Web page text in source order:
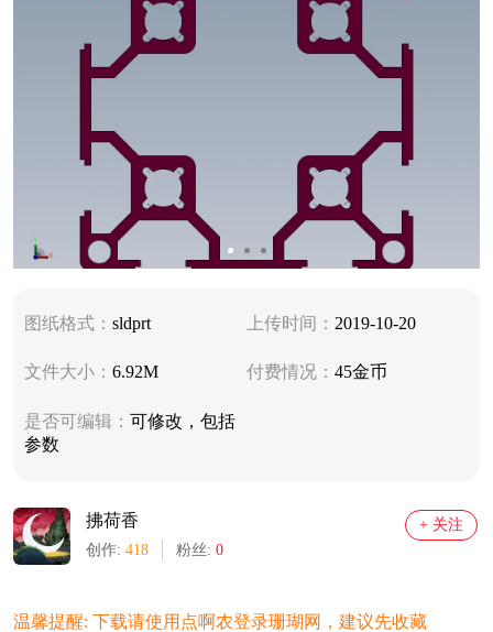
图纸格式： sldprt 上传时间： 2019-10-20
文件大小： 6.92M 付费情况： 45金币
是否可编辑： 可修改，包括
参数
拂荷香
创作: 418 粉丝: 0
+ 关注
温馨提醒: 下载请使用点啊农登录珊瑚网，建议先收藏